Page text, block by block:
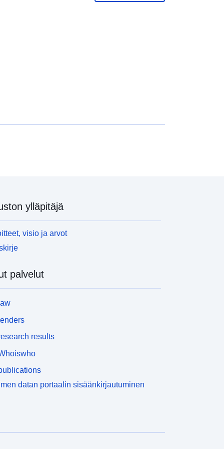
ylläpitäjä
visio ja arvot
palvelut
results
datan portaalin sisäänkirjautuminen